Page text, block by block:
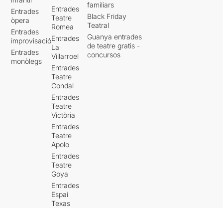
Entrades
òpera
Entrades
improvisació
Entrades
monòlegs
Entrades
Teatre
Romea
Entrades
La
Villarroel
Entrades
Teatre
Condal
Entrades
Teatre
Victòria
Entrades
Teatre
Apolo
Entrades
Teatre
Goya
Entrades
Espai
Texas
familiars
Black Friday
Teatral
Guanya entrades
de teatre gratis -
concursos